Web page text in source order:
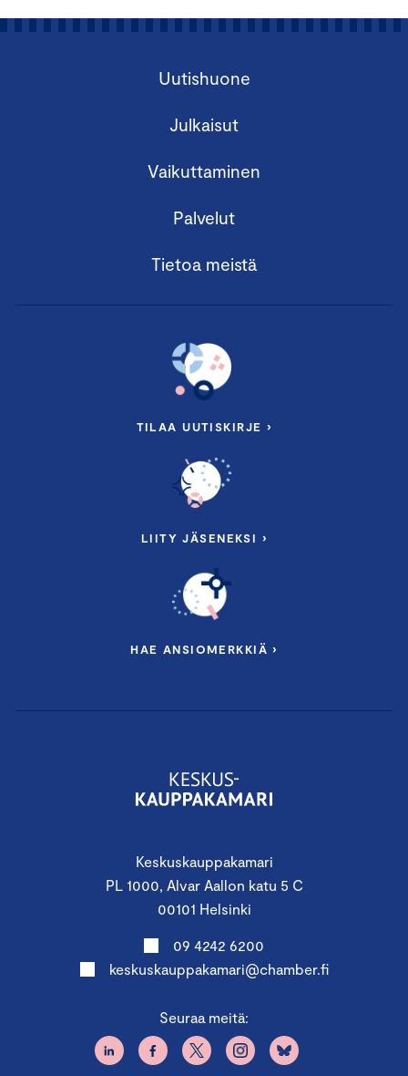
Keskuskauppakamari
PL 1000, Alvar Aallon katu 5 C
00101 Helsinki
09 4242 6200
keskuskauppakamari@chamber.fi
Seuraa meitä:
Uutishuone
Julkaisut
Vaikuttaminen
Palvelut
Tietoa meistä
TILAA UUTISKIRJE ›
LIITY JÄSENEKSI ›
HAE ANSIOMERKKIÄ ›